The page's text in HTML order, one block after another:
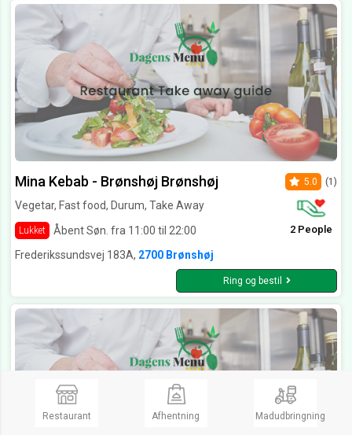
Mina Kebab - Brønshøj Brønshøj
Vegetar, Fast food, Durum, Take Away
Lukket Åbent Søn. fra 11:00 til 22:00
5.0 (1)
2 People
Frederikssundsvej 183A, 2700 Brønshøj
Ring og bestil
Restaurant Afhentning Madudbringning